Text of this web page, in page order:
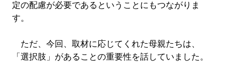
定の配慮が必要であるということにもつながりま
す。
ただ、今回、取材に応じてくれた母親たちは、
「選択肢」があることの重要性を話していました。